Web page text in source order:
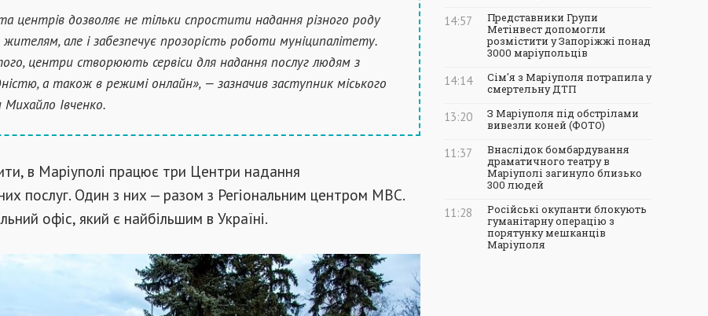
центрів дозволяє не тільки спростити надання різного роду
жителям, але і забезпечує прозорість роботи муніципалітету.
центри створюють сервіси для надання послуг людям з
а також в режимі онлайн», — зазначив заступник міського
Михайло Івченко.
в Маріуполі працює три Центри надання
послуг. Один з них — разом з Регіональним центром МВС.
офіс, який є найбільшим в Україні.
14:57
Представники Групи
Метінвест допомогли
розмістити у Запоріжжі понад
3000 маріупольців
14:14
Сім'я з Маріуполя потрапила у
смертельну ДТП
13:20
З Маріуполя під обстрілами
вивезли коней (ФОТО)
11:37
Внаслідок бомбардування
драматичного театру в
Маріуполі загинуло близько
300 людей
11:28
Російські окупанти блокують
гуманітарну операцію з
порятунку мешканців
Маріуполя